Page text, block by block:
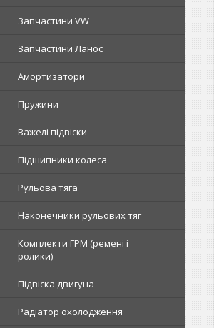
Запчастини VW
Запчастини Ланос
Амортизатори
Пружини
Важелі підвіски
Підшипники колеса
Рульова тяга
Наконечники рульових тяг
Комплекти ГРМ (ремені і
ролики)
Підвіска двигуна
Радіатор охолодження